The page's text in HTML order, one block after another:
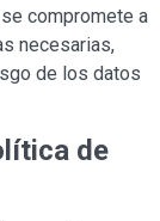
compromete a
necesarias,
de los datos
de